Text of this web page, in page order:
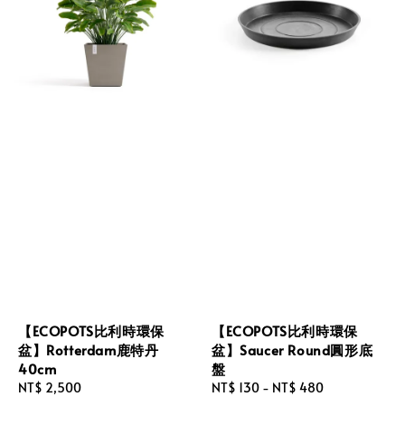
【ECOPOTS比利時環保
盆】Rotterdam鹿特丹
40cm
Regular
NT$ 2,500
【ECOPOTS比利時環保
盆】Saucer Round圓形底
盤
Regular
NT$ 130 - NT$ 480